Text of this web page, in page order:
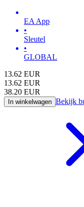
EA App
•
Sleutel
•
GLOBAL
13.62 EUR
13.62 EUR
38.20 EUR
In winkelwagen Bekijk